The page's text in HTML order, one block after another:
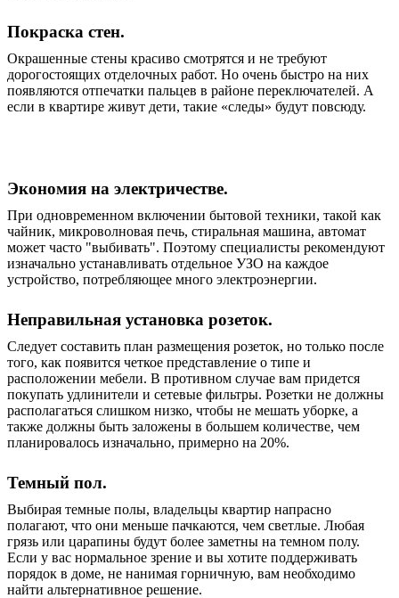
Покраска стен.
Окрашенные стены красиво смотрятся и не требуют
дорогостоящих отделочных работ. Но очень быстро на них
появляются отпечатки пальцев в районе переключателей. А
если в квартире живут дети, такие «следы» будут повсюду.
Экономия на электричестве.
При одновременном включении бытовой техники, такой как
чайник, микроволновая печь, стиральная машина, автомат
может часто "выбивать". Поэтому специалисты рекомендуют
изначально устанавливать отдельное УЗО на каждое
устройство, потребляющее много электроэнергии.
Неправильная установка розеток.
Следует составить план размещения розеток, но только после
того, как появится четкое представление о типе и
расположении мебели. В противном случае вам придется
покупать удлинители и сетевые фильтры. Розетки не должны
располагаться слишком низко, чтобы не мешать уборке, а
также должны быть заложены в большем количестве, чем
планировалось изначально, примерно на 20%.
Темный пол.
Выбирая темные полы, владельцы квартир напрасно
полагают, что они меньше пачкаются, чем светлые. Любая
грязь или царапины будут более заметны на темном полу.
Если у вас нормальное зрение и вы хотите поддерживать
порядок в доме, не нанимая горничную, вам необходимо
найти альтернативное решение.